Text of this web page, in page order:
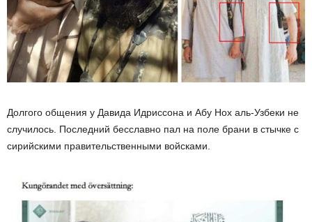
Долгого общения у Давида Идриссона и Абу Нох аль-Узбеки не
случилось. Последний бесславно пал на поле брани в стычке с
сирийскими правительственными войсками.